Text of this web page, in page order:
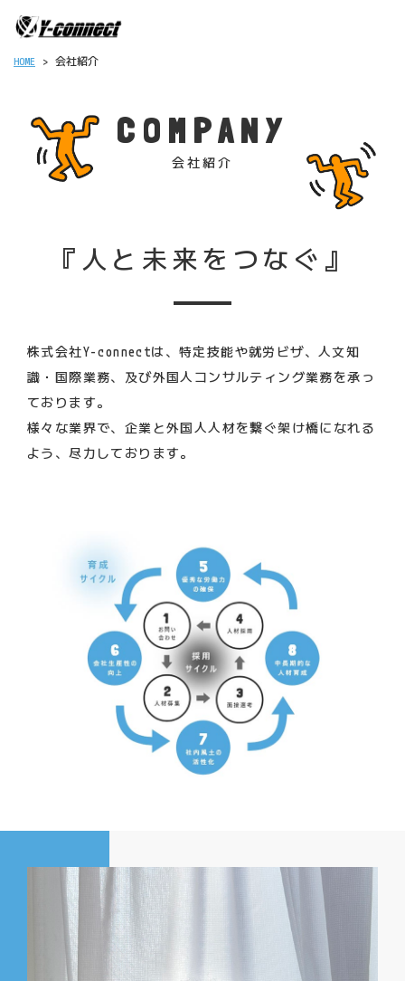
HOME > 会社紹介
COMPANY
会社紹介
『人と未来をつなぐ』
株式会社Y-connectは、特定技能や就労ビザ、人文知
識・国際業務、及び外国人コンサルティング業務を承っ
ております。
様々な業界で、企業と外国人人材を繋ぐ架け橋になれる
よう、尽力しております。